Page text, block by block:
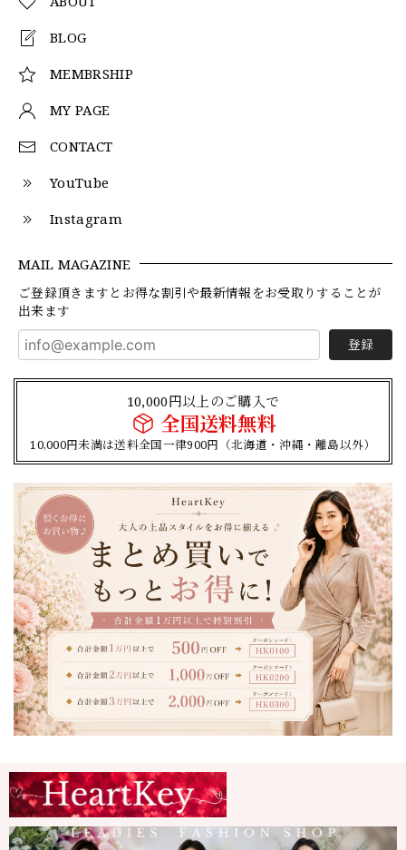
BLOG
MEMBRSHIP
MY PAGE
CONTACT
YouTube
Instagram
MAIL MAGAZINE
ご登録頂きますとお得な割引や最新情報をお受取りすることが
出来ます
登録
10,000円以上のご購入で
全国送料無料
10,000円未満は送料全国一律900円（北海道・沖縄・離島以外）